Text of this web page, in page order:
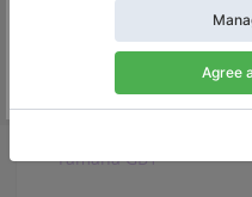
Hailun HG151
Yamaha GA1
Yamaha GB1